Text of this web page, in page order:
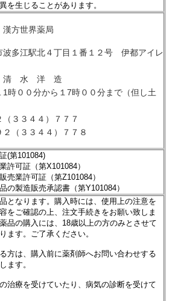
を生じることがあります。
漢方世界薬局
波多江駅北４丁目１番１２号 伊都アイレ
：清 水 洋 造
1時００分から１7時００分まで（但し土
（３３４４）７７７
２（３３４４）７７８
(第101084)
許可証（第X101084）
売業許可証（第Z101084）
の製造販売承認書（第Y101084）
となります。購入時には、使用上の注意を
をご確認の上、注文手続きをお願い致しま
品の購入には、18歳以上の方のみとさせて
ます。ご了承ください。
方は、購入前に薬剤師へお問い合わせする
ます。
治療を受けていたり、病気の診断を受けて